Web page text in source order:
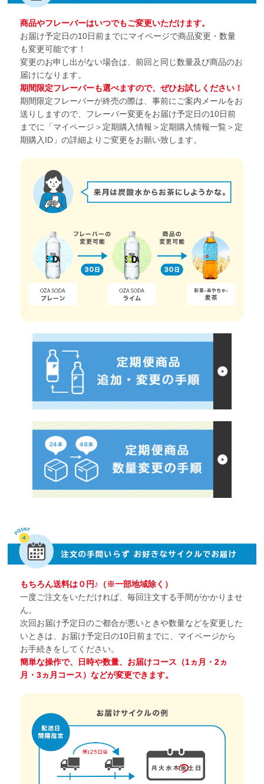
商品やフレーバーはいつでもご変更いただけます。
お届け予定日の10日前までにマイページで商品変更・数量
も変更可能です！
変更のお申し出がない場合は、前回と同じ数量及び商品のお
届けになります。
期間限定フレーバーも選べますので、ぜひお試しください！
期間限定フレーバーが終売の際は、事前にご案内メールをお
送りしますので、フレーバー変更をお届け予定日の10日前
までに「マイページ＞定期購入情報＞定期購入情報一覧＞定
期購入ID」の詳細よりご変更をお願い致します。
もちろん送料は０円♪（※一部地域除く）
一度ご注文をいただければ、毎回注文する手間がかかりませ
ん。
次回お届け予定日のご都合が悪いときや数量などを変更した
いときは、お届け予定日の10日前までに、マイページから
お手続きをしてください。
簡単な操作で、日時や数量、お届けコース（1ヵ月・2ヵ
月・3ヵ月コース）などが変更できます。